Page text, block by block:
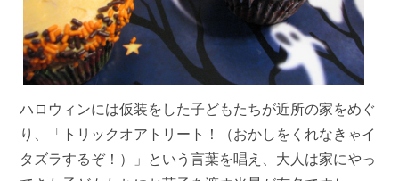
ハロウィンには仮装をした子どもたちが近所の家をめぐ
り、「トリックオアトリート！（おかしをくれなきゃイ
タズラするぞ！）」という言葉を唱え、大人は家にやっ